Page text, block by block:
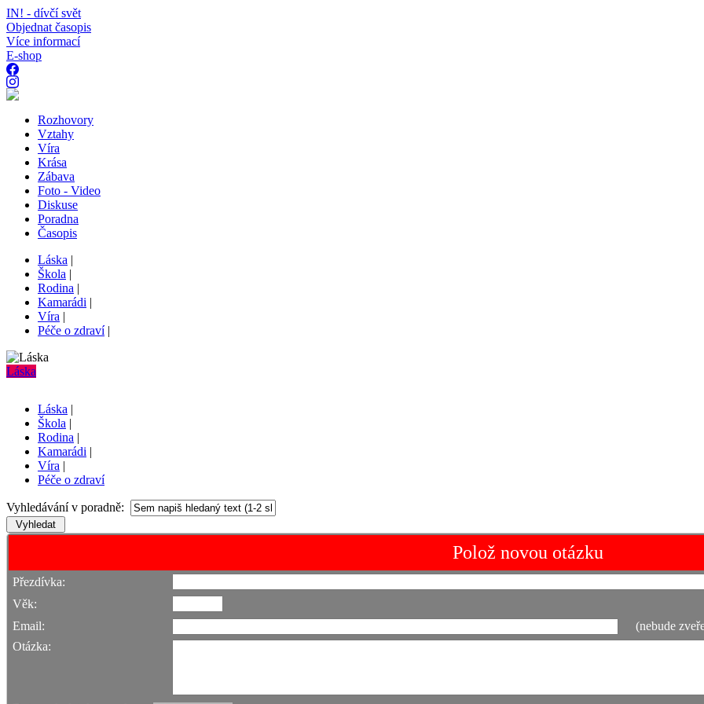
IN! - dívčí svět
Objednat časopis
Více informací
E-shop
Rozhovory
Vztahy
Víra
Krása
Zábava
Foto - Video
Diskuse
Poradna
Časopis
Láska |
Škola |
Rodina |
Kamarádi |
Víra |
Péče o zdraví|
Láska
Láska |
Škola |
Rodina |
Kamarádi |
Víra |
Péče o zdraví
Vyhledávání v poradně:
Polož novou otázku
Přezdívka:
Věk:
Email:
(nebude
Otázka: